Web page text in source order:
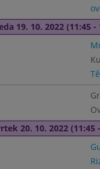
19. 10. 2022 (11:45 -
20. 10. 2022 (11:45